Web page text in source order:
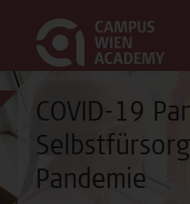
COVID-19
Pandemie